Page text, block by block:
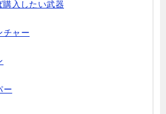
購入したい武器
チャー
ー